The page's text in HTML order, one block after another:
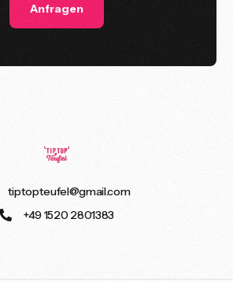
Anfragen
tiptopteufel@gmail.com
+49 1520 2801383